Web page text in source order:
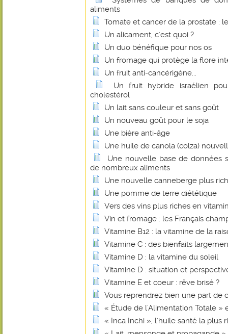
aliments
Tomate et cancer de la prostate :
Un alicament, c'est quoi ?
Un duo bénéfique pour nos os
Un fromage qui protège la flore
Un fruit anti-cancérigène...
Un fruit hybride israélien
cholestérol
Un lait sans couleur et sans goût
Un nouveau goût pour le soja
Une bière anti-âge
Une huile de canola (colza)
Une nouvelle base de données
de nombreux aliments
Une nouvelle canneberge plus
Une pomme de terre diététique
Vers des vins plus riches en
Vin et fromage : les Français
Vitamine B12 : la vitamine de la
Vitamine C : des bienfaits
Vitamine D : la vitamine du soleil
Vitamine D : situation et
Vitamine E et coeur : rêve brisé ?
Vous reprendrez bien une part de
« Étude de l'Alimentation Totale »
« Inca Inchi », l'huile santé la plus